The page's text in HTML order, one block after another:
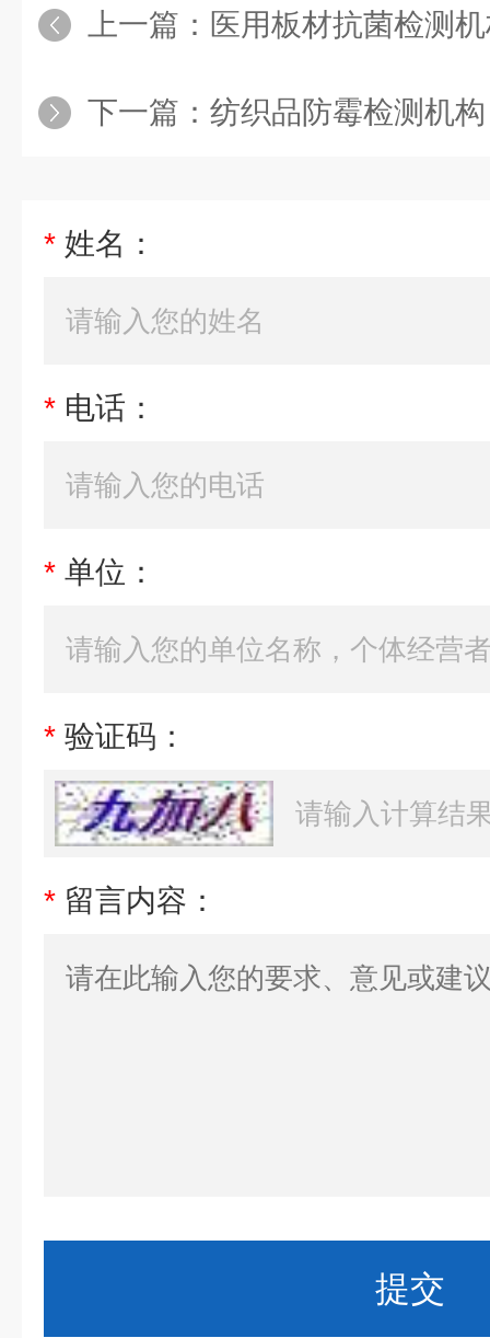
上一篇： 医用板材抗菌检测
下一篇： 纺织品防霉检测机构
* 姓名：
* 电话：
* 单位：
* 验证码：
* 留言内容：